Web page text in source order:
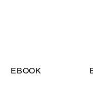
EBOOK